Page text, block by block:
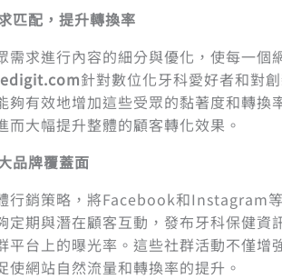
匹配，提升轉換率
需求進行內容的細分與優化，使每一個
針對數位化牙科愛好者和對
夠有效地增加這些受眾的黏著度和轉換
而大幅提升整體的顧客轉化效果。
品牌覆蓋面
行銷策略，將Facebook和Instagram
定期與潛在顧客互動，發布牙科保健資
平台上的曝光率。這些社群活動不僅增
使網站自然流量和轉換率的提升。